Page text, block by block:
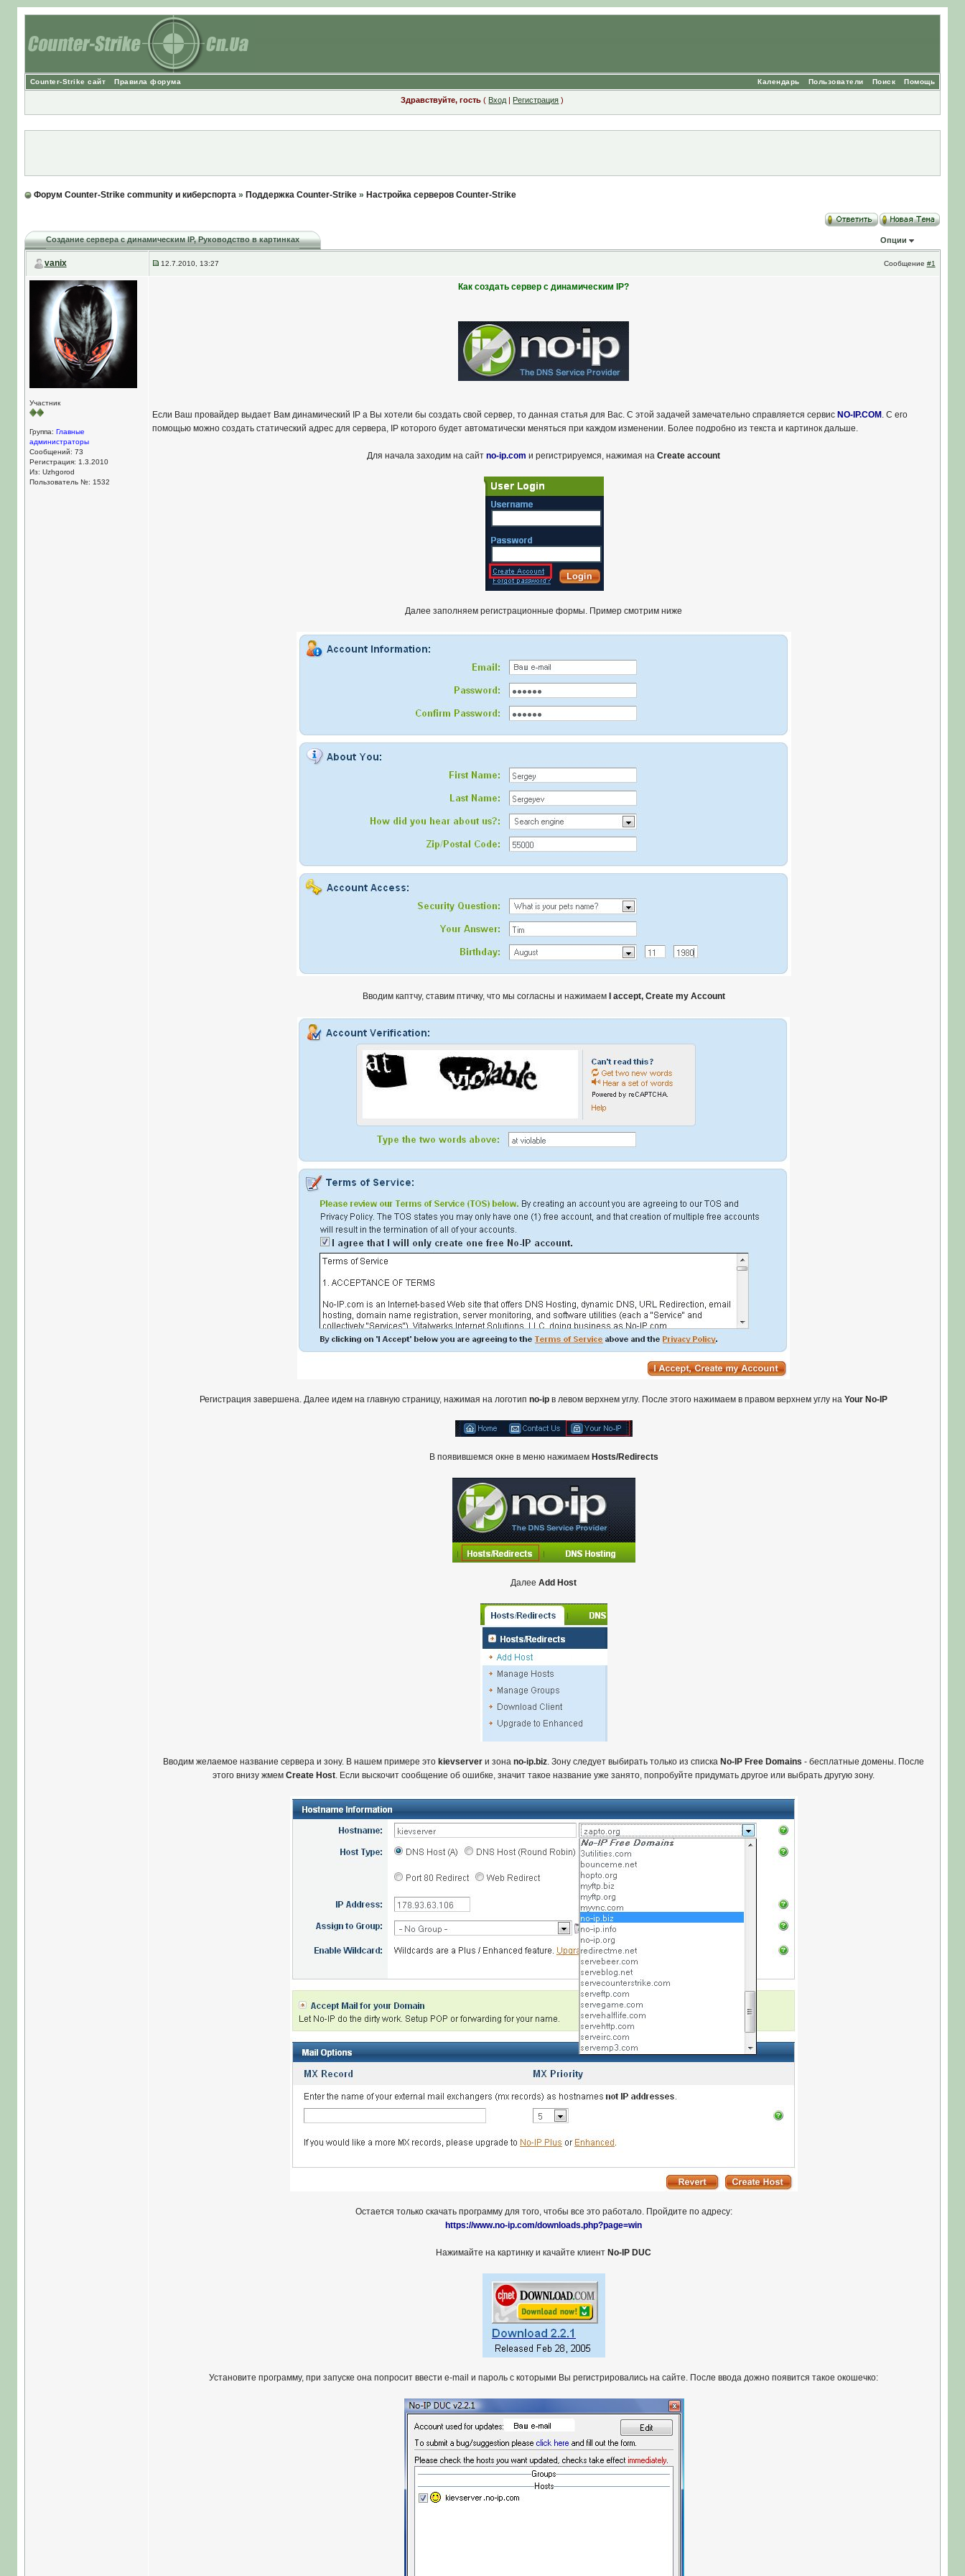
Counter-Strike сайт Правила форума Помощь
Поиск
Пользователи
Календарь
Здравствуйте, гость ( Вход | Регистрация )
Форум Counter-Strike community и киберспорта» Поддержка Counter-Strike» Настройка серверов Counter-Strike
Создание сервера с динамическим IP, Руководство в картинках Опции
vanix 12.7.2010, 13:27 Сообщение #1
Участник
Группа: Главные
администраторы
Сообщений: 73
Регистрация: 1.3.2010
Из: Uzhgorod
Пользователь №: 1532
Как создать сервер с динамическим IP?
Если Ваш провайдер выдает Вам динамический IP а Вы хотели бы создать свой сервер, то данная статья для Вас. С этой задачей замечательно справляется сервис NO-IP.COM . С его
помощью можно создать статический адрес для сервера, IP которого будет автоматически меняться при каждом изменении. Более подробно из текста и картинок дальше.
Для начала заходим на сайтno-ip.com и регистрируемся, нажимая наCreate account
Далее заполняем регистрационные формы. Пример смотрим ниже
Вводим каптчу, ставим птичку, что мы согласны и нажимаем I accept, Create my Account
Регистрация завершена. Далее идем на главную страницу, нажимая на логотипno-ip в левом верхнем углу. После этого нажимаем в правом верхнем углу наYour No-IP
В появившемся окне в меню нажимаем Hosts/Redirects
ДалееAdd Host
Вводим желаемое название сервера и зону. В нашем примере это kievserver и зонаno-ip.biz. Зону следует выбирать только из списка No-IP Free Domains - бесплатные домены. После
этого внизу жмемCreate Host. Если выскочит сообщение об ошибке, значит такое название уже занято, попробуйте придумать другое или выбрать другую зону.
Остается только скачать программу для того, чтобы все это работало. Пройдите по адресу:
https://www.no-ip.com/downloads.php?page=win
Нажимайте на картинку и качайте клиент No-IP DUC
Установите программу, при запуске она попросит ввести e-mail и пароль с которыми Вы регистрировались на сайте. После ввода дожно появится такое окошечко: